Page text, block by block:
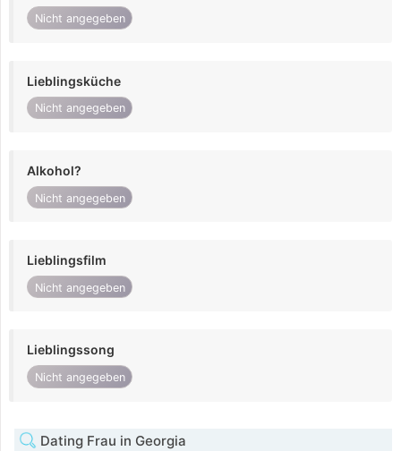
Nicht angegeben
Lieblingsküche
Nicht angegeben
Alkohol?
Nicht angegeben
Lieblingsfilm
Nicht angegeben
Lieblingssong
Nicht angegeben
Dating Frau in Georgia